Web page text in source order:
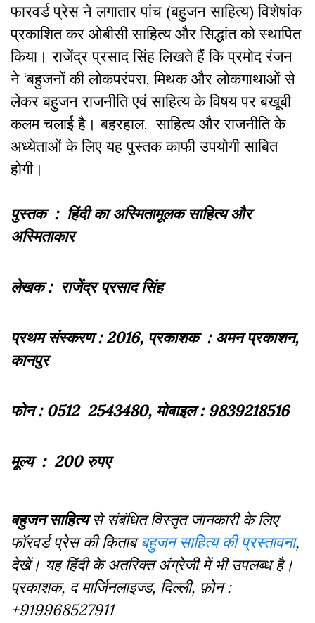
फारवर्ड प्रेस ने लगातार पांच (बहुजन साहित्य) विशेषांक
प्रकाशित कर ओबीसी साहित्य और सिद्धांत को स्थापित
किया। राजेंद्र प्रसाद सिंह लिखते हैं कि प्रमोद रंजन
ने ‘बहुजनों की लोकपरंपरा, मिथक और लोकगाथाओं से
लेकर बहुजन राजनीति एवं साहित्य के विषय पर बखूबी
कलम चलाई है। बहरहाल, साहित्य और राजनीति के
अध्येताओं के लिए यह पुस्तक काफी उपयोगी साबित
होगी।
पुस्तक : हिंदी का अस्मितामूलक साहित्य और
अस्मिताकार
लेखक : राजेंद्र प्रसाद सिंह
प्रथम संस्करण : 2016, प्रकाशक : अमन प्रकाशन,
कानपुर
फोन : 0512 2543480, मोबाइल : 9839218516
मूल्य : 200 रुपए
बहुजन साहित्य से संबंधित विस्तृत जानकारी के लिए
फॉरवर्ड प्रेस की किताब बहुजन साहित्य की प्रस्तावना,
देखें। यह हिंदी के अतरिक्‍त अंग्रेजी में भी उपलब्‍ध है।
प्रकाशक, द मार्जिनलाइज्ड, दिल्‍ली, फ़ोन :
+919968527911